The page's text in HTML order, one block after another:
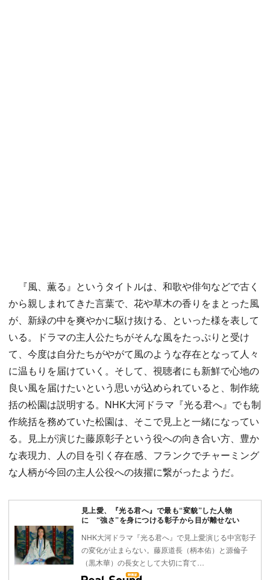
『風、薫る』というタイトルは、和歌や俳句などで古く
から親しまれてきた言葉で、花や草木の香りをまとった風
が、新緑の中を爽やかに駆け抜ける、といった様を表して
いる。ドラマの主人公たちがそんな風をたっぷりと受け
て、今度は自分たちがやがて風のような存在となって人々
に温もりを届けていく。そして、視聴者にも新鮮で心地の
良い風を届けたいという思いが込められていると、制作統
括の松園は説明する。NHK大河ドラマ『光る君へ』でも制
作統括を務めていた松園は、そこで見上と一緒になってい
る。見上が演じた藤原彰子という役への向き合い方、豊か
な表現力、人の目を引く存在感、フランクでチャーミング
な人柄が今回の主人公役への抜擢に繋がったようだ。
見上愛、『光る君へ』で最も“変貌”した人物
に “強さ”を身につける彰子から目が離せない
NHK大河ドラマ『光る君へ』で見上愛演じる中宮彰子
の変化が止まらない。藤原道長（柄本佑）と源倫子
（黒木華）の長女として大切に育て…